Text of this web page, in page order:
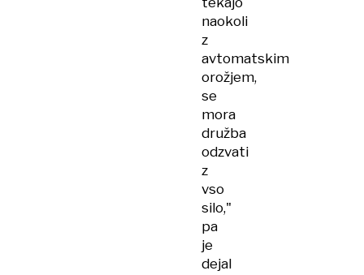
naokoli
z
avtomatskim
orožjem,
se
mora
družba
odzvati
z
vso
silo,"
pa
je
dejal